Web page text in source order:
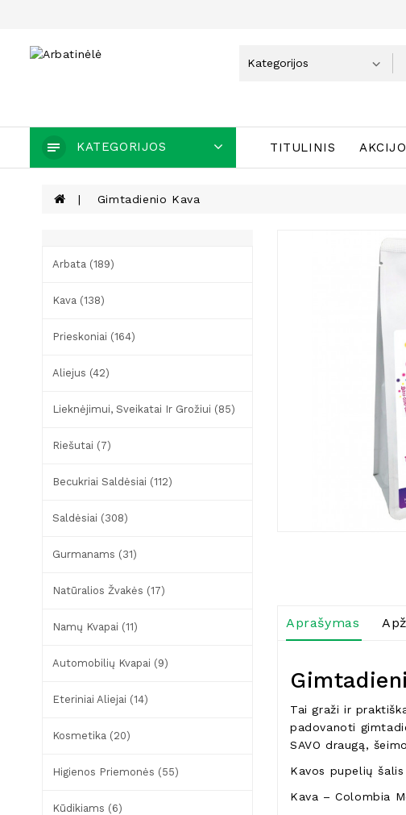
KATEGORIJOS TITULINIS
Gimtadienio Kava
Arbata (189)
Kava (138)
Prieskoniai (164)
Aliejus (42)
Lieknėjimui, Sveikatai Ir Grožiui (85)
Riešutai (7)
Becukriai Saldėsiai (112)
Saldėsiai (308)
Gurmanams (31)
Natūralios Žvakės (17)
Namų Kvapai (11)
Automobilių Kvapai (9)
Eteriniai Aliejai (14)
Kosmetika (20)
Higienos Priemonės (55)
Kūdikiams (6)
Aprašymas
Tai graži ir
padovanoti
SAVO draugą,
Kavos pupelių
Kava – Colombia